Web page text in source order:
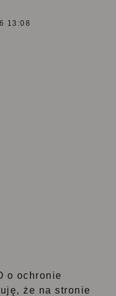
13:08
o ochronie
że na stronie